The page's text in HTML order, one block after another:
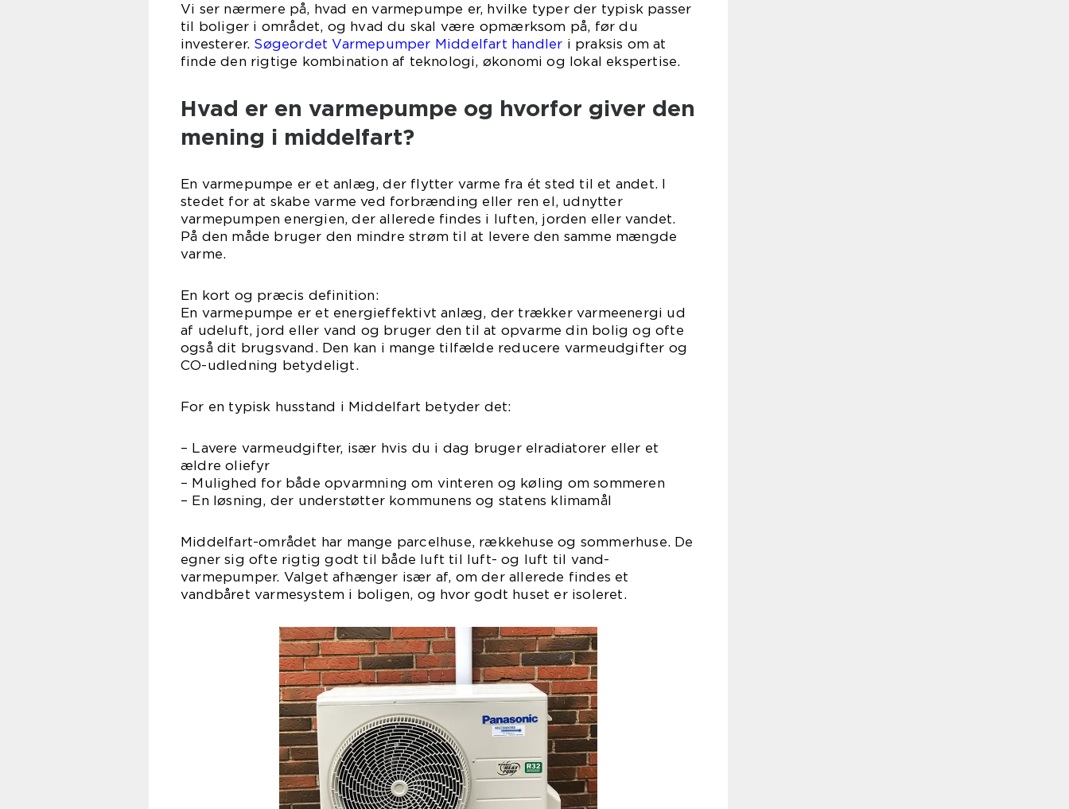
Vi ser nærmere på, hvad en varmepumpe er, hvilke typer der typisk passer
til boliger i området, og hvad du skal være opmærksom på, før du
investerer. Søgeordet Varmepumper Middelfart handler i praksis om at
finde den rigtige kombination af teknologi, økonomi og lokal ekspertise.
Hvad er en varmepumpe og hvorfor giver den
mening i middelfart?
En varmepumpe er et anlæg, der flytter varme fra ét sted til et andet. I
stedet for at skabe varme ved forbrænding eller ren el, udnytter
varmepumpen energien, der allerede findes i luften, jorden eller vandet.
På den måde bruger den mindre strøm til at levere den samme mængde
varme.
En kort og præcis definition:
En varmepumpe er et energieffektivt anlæg, der trækker varmeenergi ud
af udeluft, jord eller vand og bruger den til at opvarme din bolig og ofte
også dit brugsvand. Den kan i mange tilfælde reducere varmeudgifter og
CO-udledning betydeligt.
For en typisk husstand i Middelfart betyder det:
– Lavere varmeudgifter, især hvis du i dag bruger elradiatorer eller et
ældre oliefyr
– Mulighed for både opvarmning om vinteren og køling om sommeren
– En løsning, der understøtter kommunens og statens klimamål
Middelfart-området har mange parcelhuse, rækkehuse og sommerhuse. De
egner sig ofte rigtig godt til både luft til luft- og luft til vand-
varmepumper. Valget afhænger især af, om der allerede findes et
vandbåret varmesystem i boligen, og hvor godt huset er isoleret.